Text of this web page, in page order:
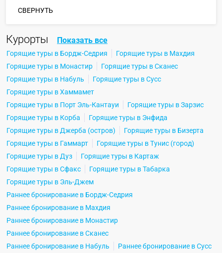
СВЕРНУТЬ
Курорты Показать все
Горящие туры в Бордж-Седрия
Горящие туры в Махдия
Горящие туры в Монастир
Горящие туры в Сканес
Горящие туры в Набуль
Горящие туры в Сусс
Горящие туры в Хаммамет
Горящие туры в Порт Эль-Кантауи
Горящие туры в Зарзис
Горящие туры в Корба
Горящие туры в Энфида
Горящие туры в Джерба (остров)
Горящие туры в Бизерта
Горящие туры в Гаммарт
Горящие туры в Тунис (город)
Горящие туры в Дуз
Горящие туры в Картаж
Горящие туры в Сфакс
Горящие туры в Табарка
Горящие туры в Эль-Джем
Раннее бронирование в Бордж-Седрия
Раннее бронирование в Махдия
Раннее бронирование в Монастир
Раннее бронирование в Сканес
Раннее бронирование в Набуль
Раннее бронирование в Сусс